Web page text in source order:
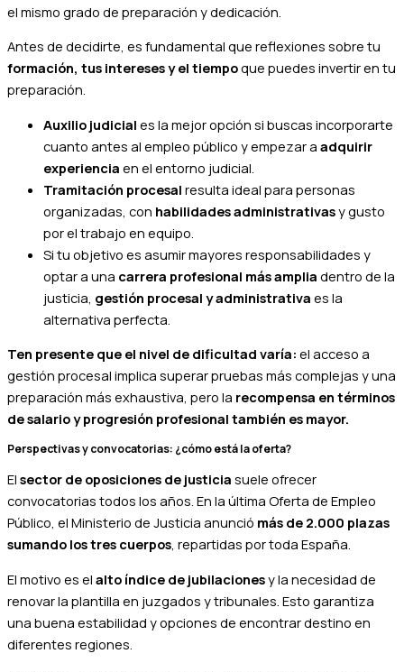
el mismo grado de preparación y dedicación.
Antes de decidirte, es fundamental que reflexiones sobre tu
formación, tus intereses y el tiempoque puedes invertir en tu
preparación.
Auxilio judicial es la mejor opción si buscas incorporarte
cuanto antes al empleo público y empezar a adquirir
experiencia en el entorno judicial.
Tramitación procesal resulta ideal para personas
organizadas, con habilidades administrativasy gusto
por el trabajo en equipo.
Si tu objetivo es asumir mayores responsabilidades y
optar a una carrera profesional más amplia dentro de la
justicia, gestión procesal y administrativa es la
alternativa perfecta.
Ten presente que el nivel de dificultad varía: el acceso a
gestión procesal implica superar pruebas más complejas y una
preparación más exhaustiva, pero la recompensa en términos
de salario y progresión profesional también es mayor.
Perspectivas y convocatorias: ¿cómo está la oferta?
El sector de oposiciones de justicia suele ofrecer
convocatorias todos los años. En la última Oferta de Empleo
Público, el Ministerio de Justicia anunció más de 2.000 plazas
sumando los tres cuerpos, repartidas por toda España.
El motivo es el alto índice de jubilacionesy la necesidad de
renovar la plantilla en juzgados y tribunales. Esto garantiza
una buena estabilidad y opciones de encontrar destino en
diferentes regiones.